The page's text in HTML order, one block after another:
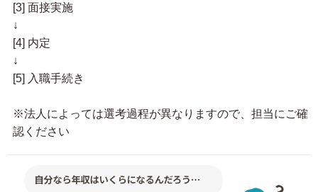
[3] 面接実施
↓
[4] 内定
↓
[5] 入職手続き
※法人によっては選考過程が異なりますので、担当にご確
認ください